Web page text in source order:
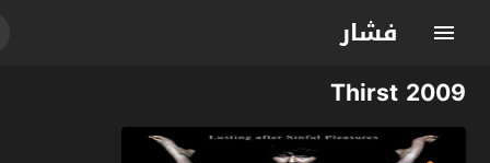
فشار
Thirst 2009